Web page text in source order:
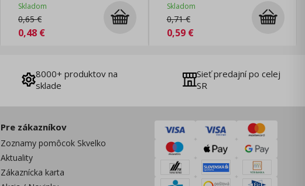
Skladom
0,65€
0,48 €
Skladom
0,71€
0,59€
8000+ produktov na
sklade
Sieť predajní po celej
SR
Pre zákazníkov
Zoznamy pomôcok Skvelko
Aktuality
Zákaznícka karta